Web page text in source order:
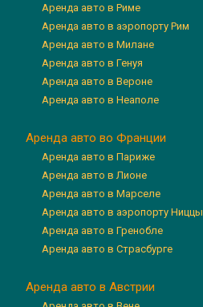
Аренда авто в Риме
Аренда авто в аэропорту Рим
Аренда авто в Милане
Аренда авто в Генуя
Аренда авто в Вероне
Аренда авто в Неаполе
Аренда авто во Франции
Аренда авто в Париже
Аренда авто в Лионе
Аренда авто в Марселе
Аренда авто в аэропорту Ниццы
Аренда авто в Гренобле
Аренда авто в Страсбурге
Аренда авто в Австрии